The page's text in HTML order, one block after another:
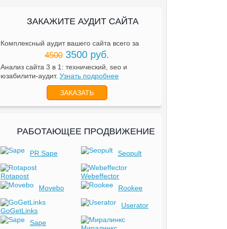
ЗАКАЖИТЕ АУДИТ САЙТА
Комплексный аудит вашего сайта всего за
4500 3500 руб.
Анализ сайта 3 в 1: технический, seo и
юзабилити-аудит. Узнать подробнее
ЗАКАЗАТЬ
РАБОТАЮЩЕЕ ПРОДВИЖЕНИЕ
PR.Sape
Rotapost
Movebo
GoGetLinks
Sape
Seopult
Webeffector
Rookee
Userator